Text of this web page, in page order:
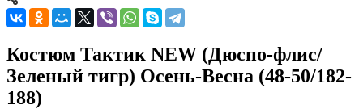
Костюм Тактик NEW (Дюспо-флис/
Зеленый тигр) Осень-Весна (48-50/182-
188)